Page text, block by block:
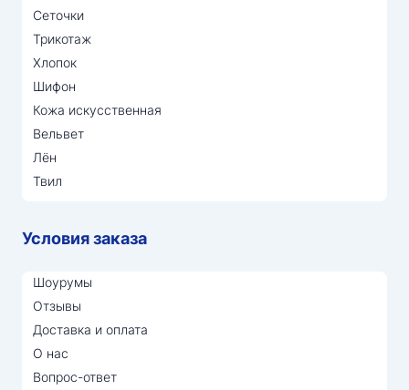
Сеточки
Трикотаж
Хлопок
Шифон
Кожа искусственная
Вельвет
Лён
Твил
Условия заказа
Шоурумы
Отзывы
Доставка и оплата
О нас
Вопрос-ответ